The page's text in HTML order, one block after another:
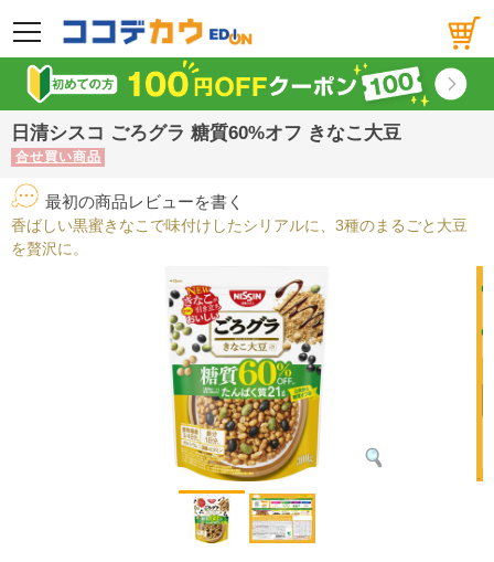
メニュー
日清シスコ ごろグラ 糖質60%オフ きなこ大豆
合せ買い商品
最初の商品レビューを書く
香ばしい黒蜜きなこで味付けしたシリアルに、3種のまるごと大豆
を贅沢に。